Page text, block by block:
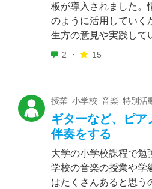
板が導入されました。
のように活用していく
生方の意見や実践して
2 ・ 15
授業 小学校 音楽 特別活
ギターなど、ピ
伴奏をする
大学の小学校課程で勉
学校の音楽の授業や学
はたくさんあると思う